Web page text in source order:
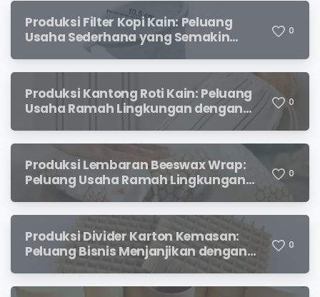
Produksi Filter Kopi Kain: Peluang
Usaha Sederhana yang Semakin
Diminati Pecinta Kopi
0
Produksi Kantong Roti Kain: Peluang
Usaha Ramah Lingkungan dengan
0
Produksi Lembaran Beeswax Wrap:
Peluang Usaha Ramah Lingkungan
yang Menjanjikan
0
Produksi Divider Karton Kemasan:
Peluang Bisnis Menjanjikan dengan
Permintaan yang Terus Meningkat
0